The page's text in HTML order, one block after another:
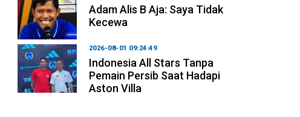
Adam Alis B Aja: Saya Tidak
Kecewa
2026-08-01 09:24:49
Indonesia All Stars Tanpa
Pemain Persib Saat Hadapi
Aston Villa